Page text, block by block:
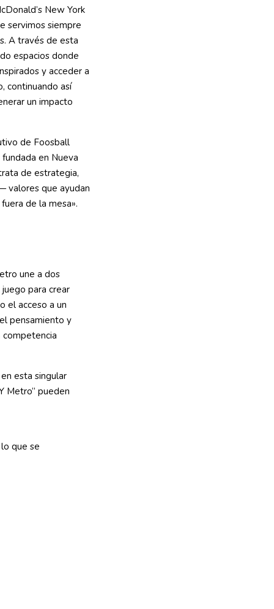
New York
servimos siempre
A través de esta
espacios donde
y acceder a
continuando así
un impacto
de Foosball
en Nueva
de estrategia,
valores que ayudan
de la mesa».
une a dos
para crear
el acceso a un
pensamiento y
competencia
esta singular
Metro” pueden
que se